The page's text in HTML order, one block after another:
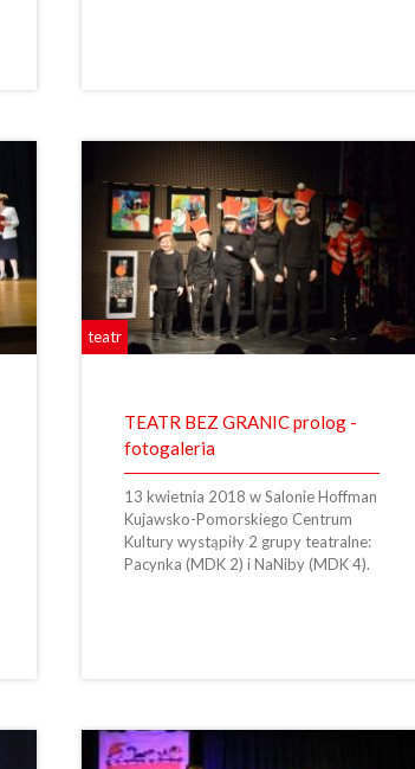
teatr
TEATR BEZ GRANIC prolog -
fotogaleria
13 kwietnia 2018 w Salonie Hoffman
Kujawsko-Pomorskiego Centrum
Kultury wystąpiły 2 grupy teatralne:
Pacynka (MDK 2) i NaNiby (MDK 4).